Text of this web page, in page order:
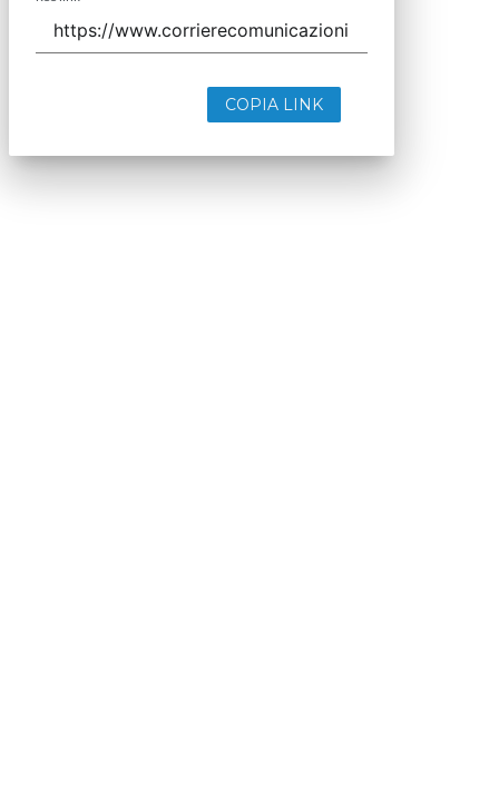
COPIA LINK